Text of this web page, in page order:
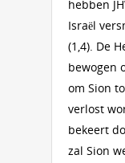
hebben
Israël
(1,4). De
bewogen
om Sion
verlost
bekeert
zal Sion